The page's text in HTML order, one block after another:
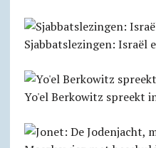
Sjabbatslezingen: Israël
Yo'el Berkowitz spreekt